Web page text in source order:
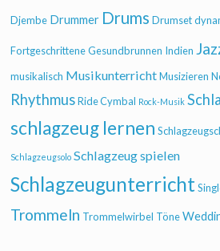
Djembe Drummer Drums Drumset
Fortgeschrittene Gesundbrunnen Indien
musikalisch Musikunterricht Musizieren
Rhythmus Ride Cymbal Rock-Musik
schlagzeug lernen
Schlagzeugsolo Schlagzeug spielen
Schlagzeugunterricht
Trommeln Trommelwirbel Töne